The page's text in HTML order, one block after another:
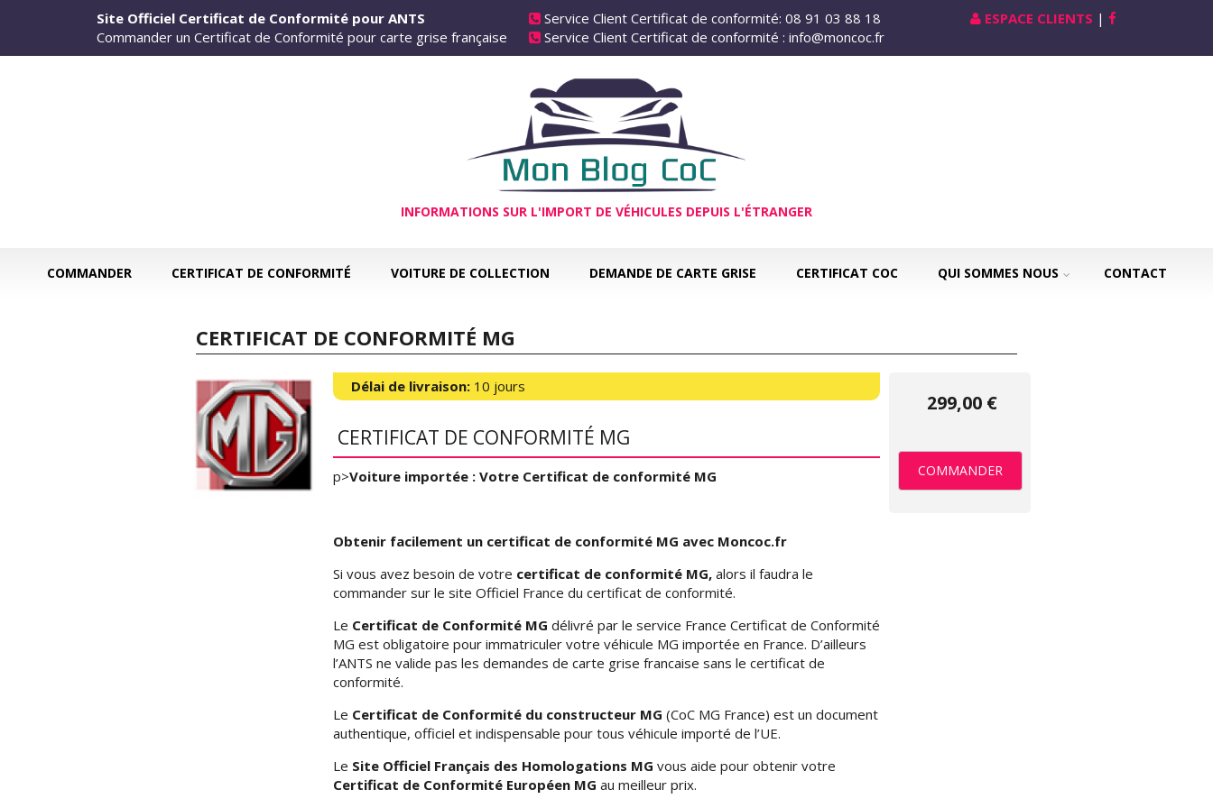
Aller au contenu principalSite Officiel Certificat de Conformité pour ANTS
Commander un Certificat de Conformité pour carte grise française
Service Client Certificat de conformité: 08 91 03 88 18
Service Client Certificat de conformité : info@moncoc.fr
ESPACE CLIENTS |
INFORMATIONS SUR L'IMPORT DE VÉHICULES DEPUIS L'ÉTRANGER
COMMANDER CERTIFICAT DE CONFORMITÉ VOITURE DE COLLECTION DEMANDE DE CARTE GRISE CERTIFICAT COC QUI SOMMES NOUS CONTACT
CERTIFICAT DE CONFORMITÉ MG
Délai de livraison: 10 jours
CERTIFICAT DE CONFORMITÉ MG
p>Voiture importée : Votre Certificat de conformité MG
Obtenir facilement un certificat de conformité MG avec Moncoc.fr
Si vous avez besoin de votre certificat de conformité MG,alors il faudra le
commander sur le site Officiel France du certificat de conformité.
Le Certificat de Conformité MG délivré par le service France Certificat de Conformité
MG est obligatoire pour immatriculer votre véhicule MG importée en France. D’ailleurs
l’ANTS ne valide pas les demandes de carte grise francaise sans le certificat de
conformité.
Le Certificat de Conformité du constructeur MG (CoC MG France) est un document
authentique, officiel et indispensable pour tous véhicule importé de l’UE.
Le Site Officiel Français des Homologations MG vous aide pour obtenir votre
Certificat de Conformité Européen MG au meilleur prix.
299,00 €
COMMANDER